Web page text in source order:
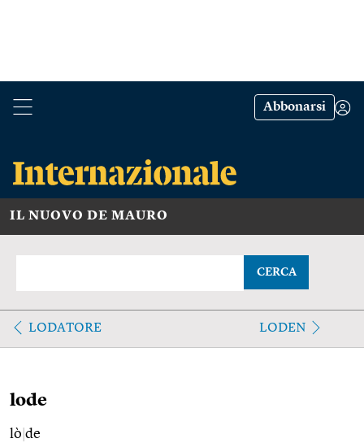
Abbonarsi
IL NUOVO DE MAURO
CERCA
LODATORE LODEN
lode
lò de